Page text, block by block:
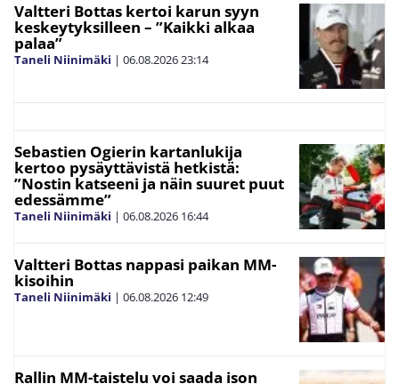
Valtteri Bottas kertoi karun syyn
keskeytyksilleen – ”Kaikki alkaa
palaa”
Taneli Niinimäki | 06.08.202623:14
Sebastien Ogierin kartanlukija
kertoo pysäyttävistä hetkistä:
”Nostin katseeni ja näin suuret puut
edessämme”
Taneli Niinimäki | 06.08.2026 16:44
Valtteri Bottas nappasi paikan MM-
kisoihin
Taneli Niinimäki | 06.08.2026 12:49
Rallin MM-taistelu voi saada ison